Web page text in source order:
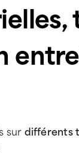
surdifférents